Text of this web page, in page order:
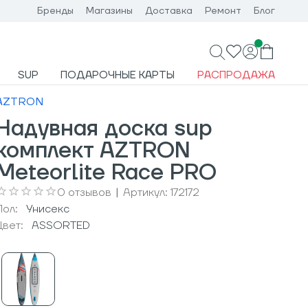
Бренды Магазины Доставка Ремонт Блог
SUP ПОДАРОЧНЫЕ КАРТЫ РАСПРОДАЖА
доска sup
AZTRON
Race PRO
0 отзывов | Артикул: 172172
Унисекс
ASSORTED